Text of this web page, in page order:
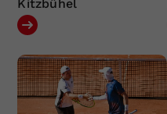
Kitzbühel